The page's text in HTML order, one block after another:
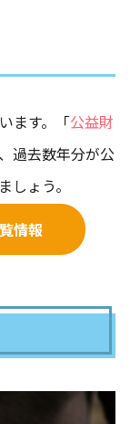
ます。「公益財
過去数年分が公
ょう。
情報